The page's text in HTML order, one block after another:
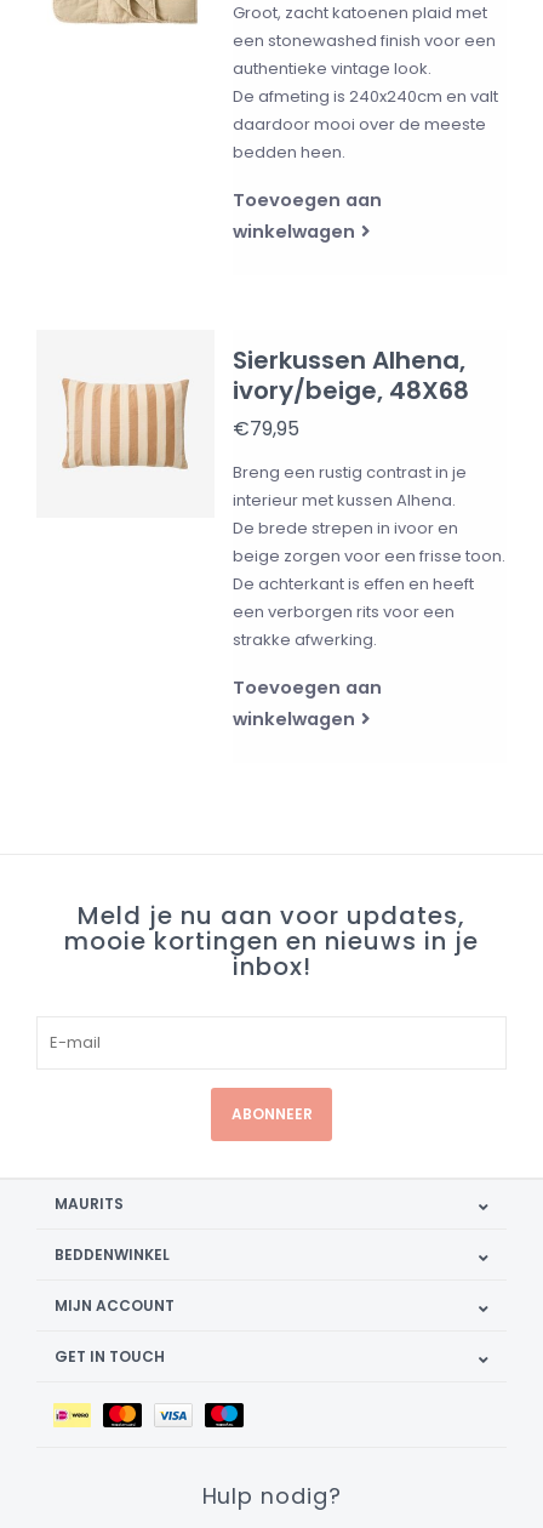
Groot, zacht katoenen plaid met
een stonewashed finish voor een
authentieke vintage look.
De afmeting is 240x240cm en valt
daardoor mooi over de meeste
bedden heen.
Toevoegen aan
winkelwagen
Sierkussen Alhena,
ivory/beige, 48X68
€79,95
Breng een rustig contrast in je
interieur met kussen Alhena.
De brede strepen in ivoor en
beige zorgen voor een frisse toon.
De achterkant is effen en heeft
een verborgen rits voor een
strakke afwerking.
Toevoegen aan
winkelwagen
Meld je nu aan voor updates,
mooie kortingen en nieuws in je
inbox!
ABONNEER
MAURITS
BEDDENWINKEL
MIJN ACCOUNT
GET IN TOUCH
Hulp nodig?